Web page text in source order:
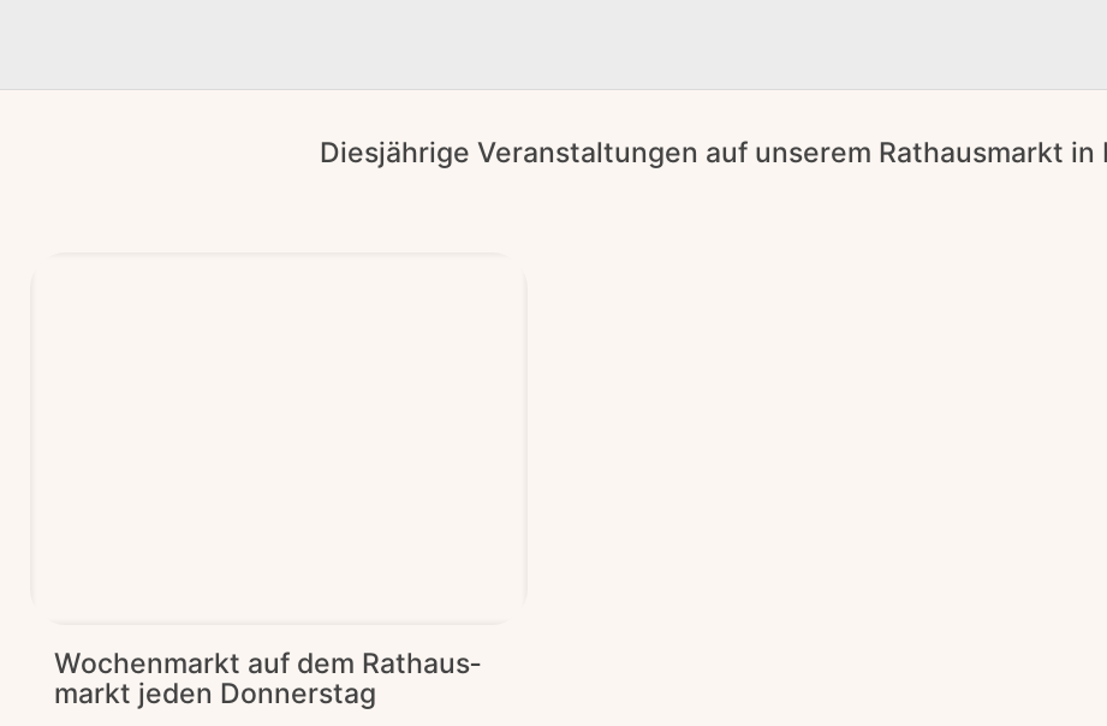
Diesjährige Veranstaltungen auf unserem Rathausmarkt in
Wochen­markt auf dem Rat­haus­
markt jeden Donnerstag